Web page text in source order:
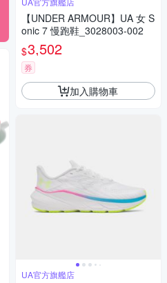
【UNDER ARMOUR】UA 女 S
onic 7 慢跑鞋_3028003-002
$3,502
券
加入購物車
UA官方旗艦店